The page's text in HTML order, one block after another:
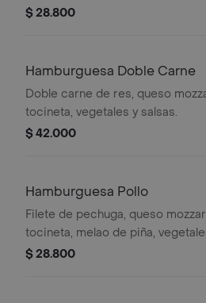
salsas.
$ 28.800
Hamburguesa Doble Carne
Doble carne de res, queso
tocineta, vegetales y salsas.
$ 42.000
Hamburguesa Pollo
Filete de pechuga, queso
tocineta, melao de piña,
salsa de la casa.
$ 28.800